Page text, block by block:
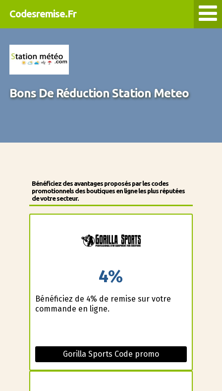
Codesremise.Fr
Bons De Réduction Station Meteo
Bénéficiez des avantages proposés par les codes
promotionnels des boutiques en ligne les plus réputées
de votre secteur.
4%
Bénéficiez de 4% de remise sur votre
commande en ligne.
Gorilla Sports Code promo